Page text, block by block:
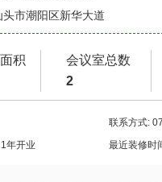
头市潮阳区新华大道
积
会议室总数
2
联系方式:
年开业
最近装修时